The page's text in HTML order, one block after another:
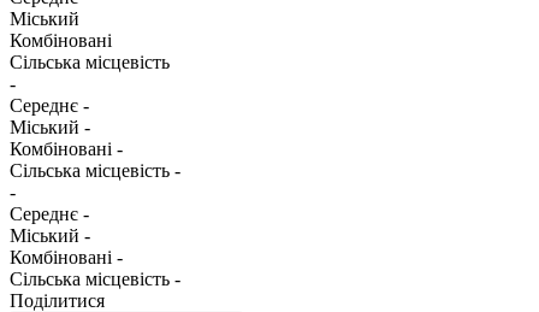
Міський
Комбіновані
Сільська місцевість
-
Середнє -
Міський -
Комбіновані -
Сільська місцевість -
-
Середнє -
Міський -
Комбіновані -
Сільська місцевість -
Поділитися